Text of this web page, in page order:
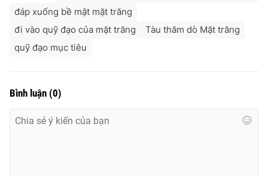
đáp xuống bề mặt mặt trăng
đi vào quỹ đạo của mặt trăng
Tàu thăm dò Mặt trăng
quỹ đạo mục tiêu
Bình luận (0)